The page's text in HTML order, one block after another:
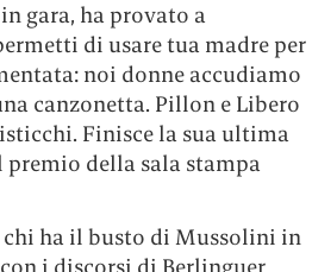
gara, ha provato a
di usare tua madre per
noi donne accudiamo
canzonetta. Pillon e Libero
Finisce la sua ultima
premio della sala stampa
ha il busto di Mussolini in